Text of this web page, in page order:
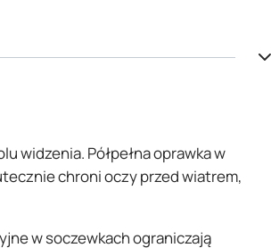
widzenia. Półpełna oprawka w
chroni oczy przed wiatrem,
w soczewkach ograniczają